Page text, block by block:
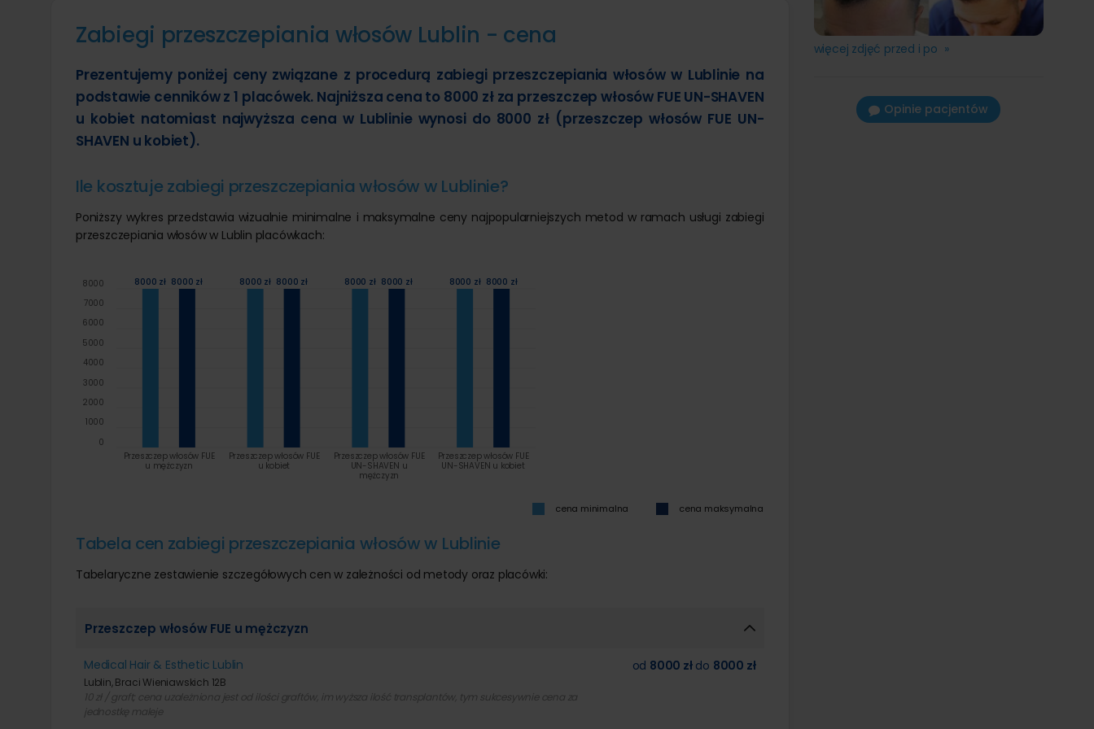
Zabiegi przeszczepiania włosów Lublin - cena
Prezentujemy poniżej ceny związane z procedurą zabiegi przeszczepiania włosów w Lublinie na
podstawie cenników z 1 placówek. Najniższa cena to 8000 zł za przeszczep włosów FUE UN-SHAVEN
u kobiet natomiast najwyższa cena w Lublinie wynosi do 8000 zł (przeszczep włosów FUE UN-
SHAVEN u kobiet).
Ile kosztuje zabiegi przeszczepiania włosów w Lublinie?
Poniższy wykres przedstawia wizualnie minimalne i maksymalne ceny najpopularniejszych metod w ramach usługi zabiegi
przeszczepiania włosów w Lublin placówkach:
8000 zł 8000 zł 8000 zł 8000 zł
8000 zł 8000 zł 8000 zł 8000 zł
Przeszczep włosów FUE
u mężczyzn
Przeszczep włosów FUE
u kobiet
Przeszczep włosów FUE
UN-SHAVEN u
mężczyzn
Przeszczep włosów FUE
UN-SHAVEN u kobiet
0
1000
2000
3000
4000
5000
6000
7000
8000
cena minimalna cena maksymalna
Tabela cen zabiegi przeszczepiania włosów w Lublinie
Tabelaryczne zestawienie szczegółowych cen w zależności od metody oraz placówki:
Przeszczep włosów FUE u mężczyzn
Medical Hair & Esthetic Lublin
Lublin, Braci Wieniawskich 12B
10 zł / graft; cena uzależniona jest od ilości graftów, im wyższa ilość transplantów, tym sukcesywnie cena za
jednostkę maleje
od 8000 zł do 8000 zł
więcej zdjęć przed i po »
Opinie pacjentów